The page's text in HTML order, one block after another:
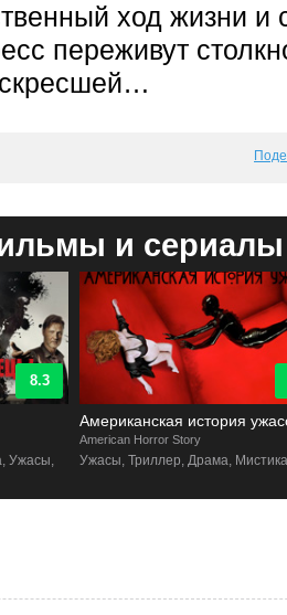
ход жизни и
переживут
и сериалы
8.3
Ужасы,
Американская история
American Horror Story
Ужасы, Триллер, Драма, Мистика